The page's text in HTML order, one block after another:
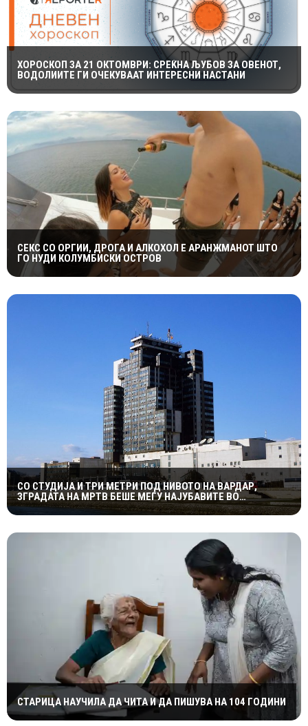
ХОРОСКОП ЗА 21 ОКТОМВРИ: СРЕЌНА ЉУБОВ ЗА ОВЕНОТ,
ВОДОЛИИТЕ ГИ ОЧЕКУВААТ ИНТЕРЕСНИ НАСТАНИ
СЕКС СО ОРГИИ, ДРОГА И АЛКОХОЛ Е АРАНЖМАНОТ ШТО
ГО НУДИ КОЛУМБИСКИ ОСТРОВ
СО СТУДИЈА И ТРИ МЕТРИ ПОД НИВОТО НА ВАРДАР,
ЗГРАДАТА НА МРТВ БЕШЕ МЕЃУ НАЈУБАВИТЕ ВО
ЈУГОСЛАВИЈА
СТАРИЦА НАУЧИЛА ДА ЧИТА И ДА ПИШУВА НА 104 ГОДИНИ